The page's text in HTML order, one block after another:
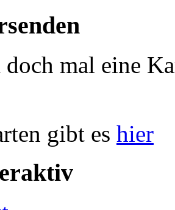
doch mal eine
gibt es hier